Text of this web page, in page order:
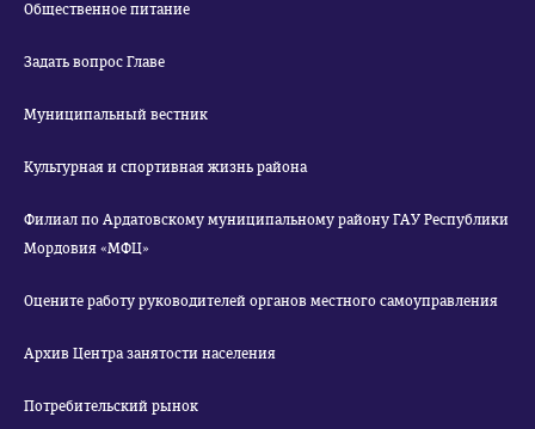
Общественное питание
Задать вопрос Главе
Муниципальный вестник
Культурная и спортивная жизнь района
Филиал по Ардатовскому муниципальному району ГАУ Республики
Мордовия «МФЦ»
Оцените работу руководителей органов местного самоуправления
Архив Центра занятости населения
Потребительский рынок